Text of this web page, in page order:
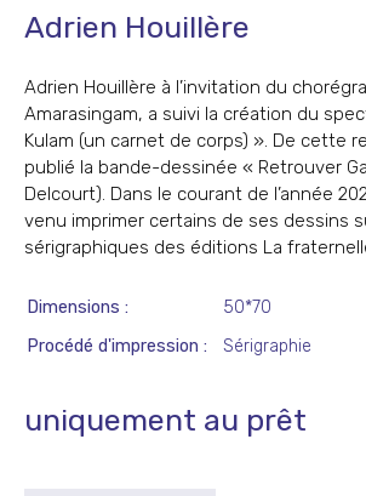
Adrien Houillère
Adrien Houillère à l’invitation du
Amarasingam, a suivi la création du
Kulam (un carnet de corps) ». De cette
publié la bande-dessinée « Retrouver
Delcourt). Dans le courant de l’année
venu imprimer certains de ses dessins
sérigraphiques des éditions La
Dimensions
50*70
Procédé d'impression
Sérigraphie
uniquement au prêt